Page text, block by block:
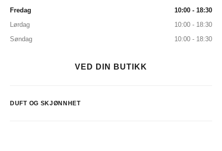
Fredag
10:00 - 18:30
Lørdag
10:00 - 18:30
Søndag
10:00 - 18:30
VED DIN BUTIKK
DUFT OG SKJØNNHET